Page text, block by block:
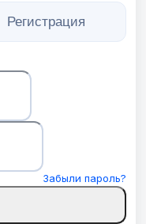
Регистрация
Забыли пароль?